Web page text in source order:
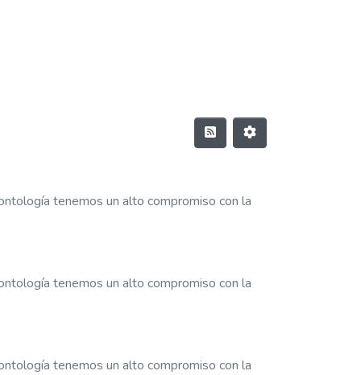
tenemos un alto compromiso con la
tenemos un alto compromiso con la
tenemos un alto compromiso con la